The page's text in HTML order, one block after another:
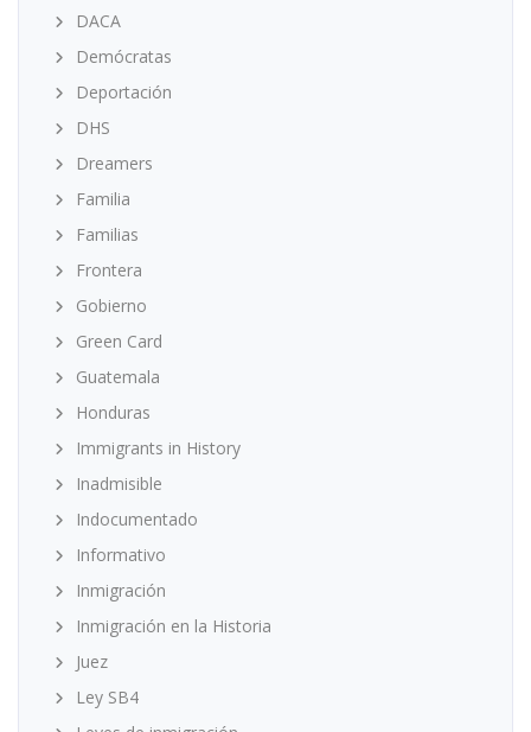
DACA
Demócratas
Deportación
DHS
Dreamers
Familia
Familias
Frontera
Gobierno
Green Card
Guatemala
Honduras
Immigrants in History
Inadmisible
Indocumentado
Informativo
Inmigración
Inmigración en la Historia
Juez
Ley SB4